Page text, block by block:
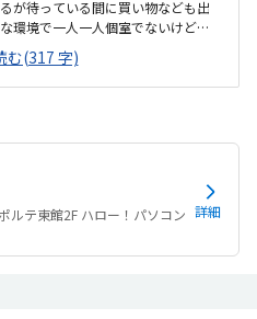
が待っている間に買い物なども出
環境で一人一人個室でないけどパ
ッドホンなども衛生的であった他
いのねだんであったが子どもなの
てしまうのはなかなか辛いところ
でもスクラッチやっているので抵
む(317 字)
ルテ東館2F ハロー！パソコン 詳細